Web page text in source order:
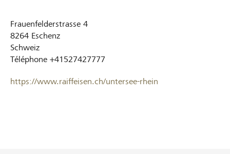
Frauenfelderstrasse 4
8264 Eschenz
Schweiz
Téléphone +41527427777
https://www.raiffeisen.ch/untersee-rhein